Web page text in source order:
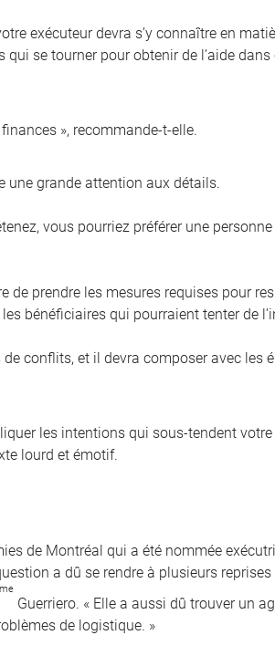
exécuteur devra s’y connaître en
se tourner pour obtenir de l’aide
», recommande-t-elle.
une grande attention aux détails.
vous pourriez préférer une
de prendre les mesures requises pour
bénéficiaires qui pourraient tenter de
conflits, et il devra composer avec les
les intentions qui sous-tendent
lourd et émotif.
de Montréal qui a été nommée
a dû se rendre à plusieurs
me
Guerriero. « Elle a aussi dû trouver un
de logistique. »